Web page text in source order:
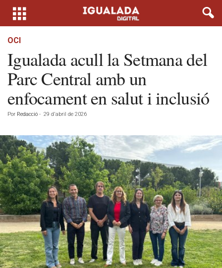
OCI
Igualada acull la Setmana del
Parc Central amb un
enfocament en salut i inclusió
Por Redacció - 29 d'abril de 2026